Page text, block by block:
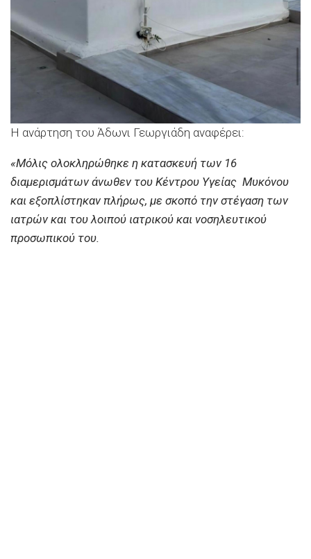
Η ανάρτηση του Άδωνι Γεωργιάδη αναφέρει:
«Μόλις ολοκληρώθηκε η κατασκευή των 16
διαμερισμάτων άνωθεν του Κέντρου Υγείας Μυκόνου
και εξοπλίστηκαν πλήρως, με σκοπό την στέγαση των
ιατρών και του λοιπού ιατρικού και νοσηλευτικού
προσωπικού του.